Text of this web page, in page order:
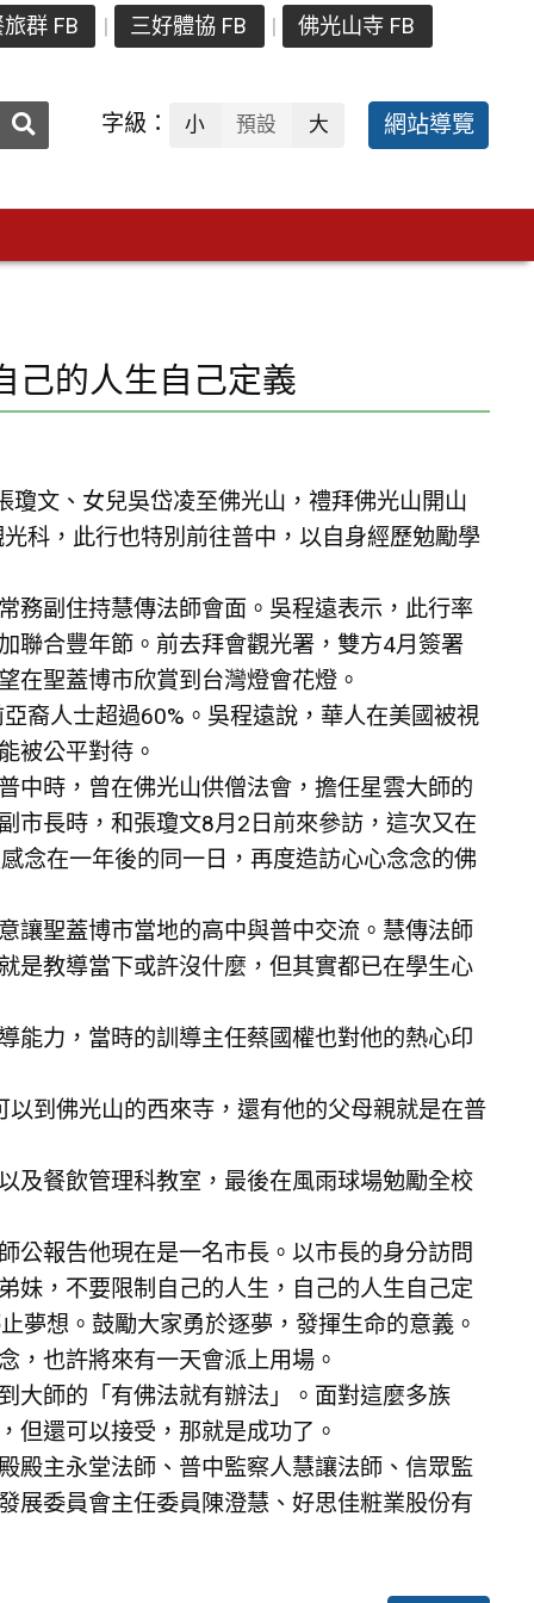
群 FB 三好體協 FB 佛光山寺 FB
送出 字級： 小 預設 大 網站導覽
的人生自己定義
文、女兒吳岱凌至佛光山，禮拜佛光山開山
科，此行也特別前往普中，以自身經歷勉勵學
務副住持慧傳法師會面。吳程遠表示，此行率
聯合豐年節。前去拜會觀光署，雙方4月簽署
在聖蓋博市欣賞到台灣燈會花燈。
裔人士超過60%。吳程遠說，華人在美國被視
被公平對待。
中時，曾在佛光山供僧法會，擔任星雲大師的
市長時，和張瓊文8月2日前來參訪，這次又在
念在一年後的同一日，再度造訪心心念念的佛
讓聖蓋博市當地的高中與普中交流。慧傳法師
是教導當下或許沒什麼，但其實都已在學生心
能力，當時的訓導主任蔡國權也對他的熱心印
到佛光山的西來寺，還有他的父母親就是在普
及餐飲管理科教室，最後在風雨球場勉勵全校
公報告他現在是一名市長。以市長的身分訪問
妹，不要限制自己的人生，自己的人生自己定
夢想。鼓勵大家勇於逐夢，發揮生命的意義。
，也許將來有一天會派上用場。
大師的「有佛法就有辦法」。面對這麼多族
但還可以接受，那就是成功了。
殿主永堂法師、普中監察人慧讓法師、信眾監
展委員會主任委員陳澄慧、好思佳粧業股份有